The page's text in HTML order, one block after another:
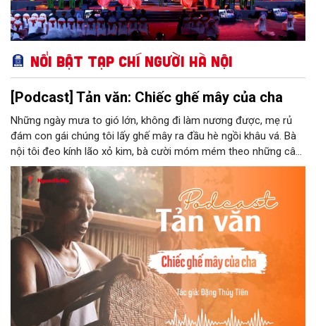
Nổi bật Tạp chí Người Hà Nội
[Podcast] Tản văn: Chiếc ghế mây của cha
Những ngày mưa to gió lớn, không đi làm nương được, mẹ rủ
đám con gái chúng tôi lấy ghế mây ra đầu hè ngồi khâu vá. Bà
nội tôi đeo kính lão xỏ kim, bà cười móm mém theo những câu
chuyện kể tếu táo của đám trẻ chúng tôi. Chiếc ghế mây phát
ra âm thanh kin kít chịu đựng sức nặng cơ thể con người theo
những điệu cười khúc khích.